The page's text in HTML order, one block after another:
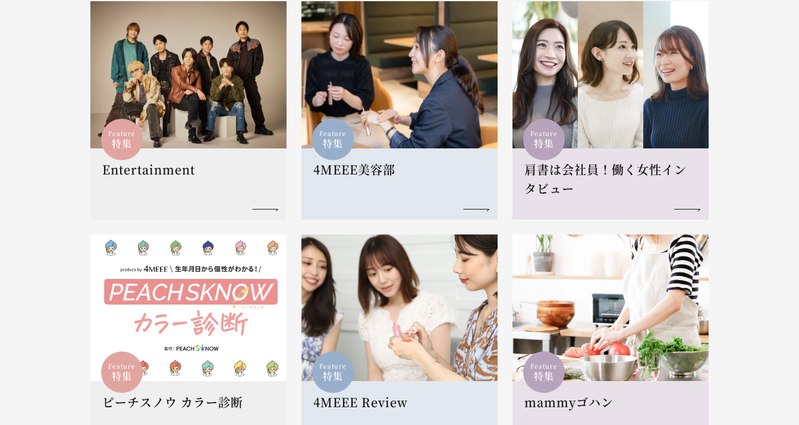
Feature
特集
Entertainment
Feature
特集
4MEEE美容部
Feature
特集
肩書は会社員！働く女性イン
タビュー
Feature
特集
ピーチスノウ カラー診断
Feature
特集
4MEEE Review
Feature
特集
mammyゴハン